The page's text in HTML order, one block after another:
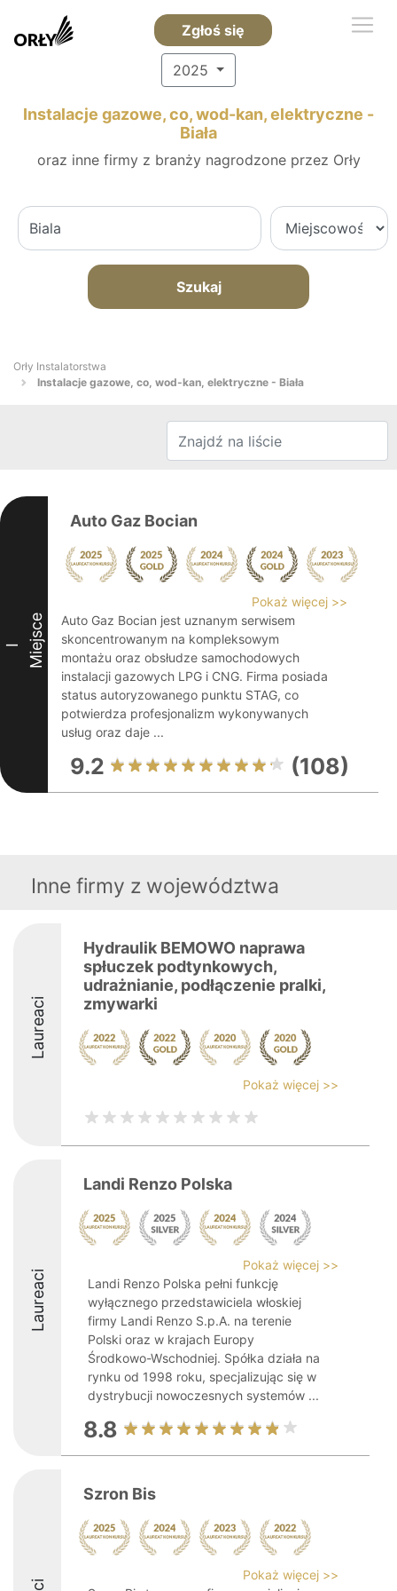
Zgłoś się
2025
Instalacje gazowe, co, wod-kan, elektryczne -
Biała
oraz inne firmy z branży nagrodzone przez Orły
Szukaj
Orły Instalatorstwa
Instalacje gazowe, co, wod-kan, elektryczne - Biała
I Miejsce
Auto Gaz Bocian
Pokaż więcej >>
Auto Gaz Bocian jest uznanym serwisem
skoncentrowanym na kompleksowym
montażu oraz obsłudze samochodowych
instalacji gazowych LPG i CNG. Firma posiada
status autoryzowanego punktu STAG, co
potwierdza profesjonalizm wykonywanych
usług oraz daje ...
9.2 (108)
Inne firmy z województwa
Laureaci
Hydraulik BEMOWO naprawa
spłuczek podtynkowych,
udrażnianie, podłączenie pralki,
zmywarki
Pokaż więcej >>
Laureaci
Landi Renzo Polska
Pokaż więcej >>
Landi Renzo Polska pełni funkcję
wyłącznego przedstawiciela włoskiej
firmy Landi Renzo S.p.A. na terenie
Polski oraz w krajach Europy
Środkowo-Wschodniej. Spółka działa na
rynku od 1998 roku, specjalizując się w
dystrybucji nowoczesnych systemów ...
8.8
Szron Bis
Pokaż więcej >>